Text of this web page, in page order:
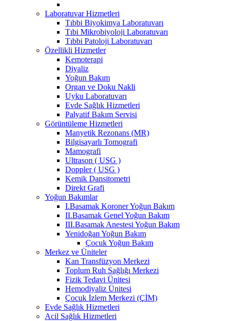
Laboratuvar Hizmetleri
Tıbbi Biyokimya Laboratuvarı
Tıbi Mikrobiyoloji Laboratuvarı
Tıbbi Patoloji Laboratuvarı
Özellikli Hizmetler
Kemoterapi
Diyaliz
Yoğun Bakım
Organ ve Doku Nakli
Uyku Laboratuvarı
Evde Sağlık Hizmetleri
Palyatif Bakım Servisi
Görüntüleme Hizmetleri
Manyetik Rezonans (MR)
Bilgisayarlı Tomografi
Mamografi
Ultrason ( USG )
Doppler ( USG )
Kemik Dansitometri
Direkt Grafi
Yoğun Bakımlar
I.Basamak Koroner Yoğun Bakım
II.Basamak Genel Yoğun Bakım
III.Basamak Anestesi Yoğun Bakım
Yenidoğan Yoğun Bakım
Çocuk Yoğun Bakım
Merkez ve Üniteler
Kan Transfüzyon Merkezi
Toplum Ruh Sağlığı Merkezi
Fizik Tedavi Ünitesi
Hemodiyaliz Ünitesi
Çocuk İzlem Merkezi (ÇİM)
Evde Sağlık Hizmetleri
Acil Sağlık Hizmetleri